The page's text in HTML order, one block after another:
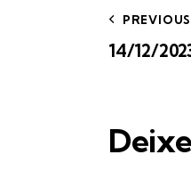
PREVIOUS
14/12/